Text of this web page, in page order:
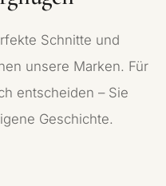
Schnitte und
unsere Marken. Für
entscheiden – Sie
Geschichte.